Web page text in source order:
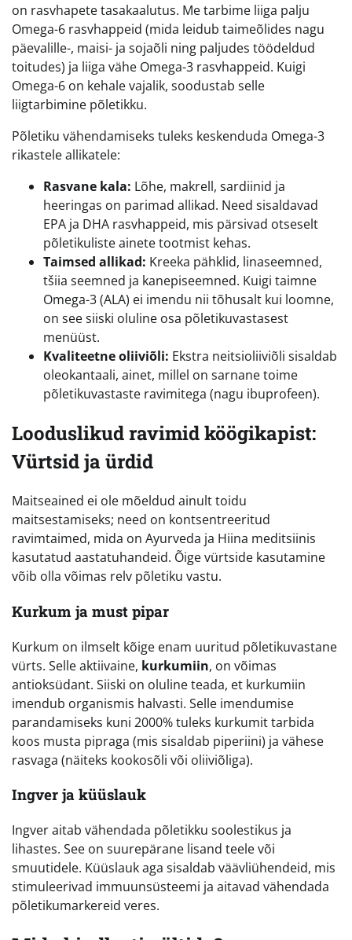
on rasvhapete tasakaalutus. Me tarbime liiga palju
Omega-6 rasvhappeid (mida leidub taimeõlides nagu
päevalille-, maisi- ja sojaõli ning paljudes töödeldud
toitudes) ja liiga vähe Omega-3 rasvhappeid. Kuigi
Omega-6 on kehale vajalik, soodustab selle
liigtarbimine põletikku.
Põletiku vähendamiseks tuleks keskenduda Omega-3
rikastele allikatele:
Rasvane kala: Lõhe, makrell, sardiinid ja
heeringas on parimad allikad. Need sisaldavad
EPA ja DHA rasvhappeid, mis pärsivad otseselt
põletikuliste ainete tootmist kehas.
Taimsed allikad: Kreeka pähklid, linaseemned,
tšiia seemned ja kanepiseemned. Kuigi taimne
Omega-3 (ALA) ei imendu nii tõhusalt kui loomne,
on see siiski oluline osa põletikuvastasest
menüüst.
Kvaliteetne oliiviõli: Ekstra neitsioliiviõli sisaldab
oleokantaali, ainet, millel on sarnane toime
põletikuvastaste ravimitega (nagu ibuprofeen).
Looduslikud ravimid köögikapist:
Vürtsid ja ürdid
Maitseained ei ole mõeldud ainult toidu
maitsestamiseks; need on kontsentreeritud
ravimtaimed, mida on Ayurveda ja Hiina meditsiinis
kasutatud aastatuhandeid. Õige vürtside kasutamine
võib olla võimas relv põletiku vastu.
Kurkum ja must pipar
Kurkum on ilmselt kõige enam uuritud põletikuvastane
vürts. Selle aktiivaine, kurkumiin, on võimas
antioksüdant. Siiski on oluline teada, et kurkumiin
imendub organismis halvasti. Selle imendumise
parandamiseks kuni 2000% tuleks kurkumit tarbida
koos musta pipraga (mis sisaldab piperiini) ja vähese
rasvaga (näiteks kookosõli või oliiviõliga).
Ingver ja küüslauk
Ingver aitab vähendada põletikku soolestikus ja
lihastes. See on suurepärane lisand teele või
smuutidele. Küüslauk aga sisaldab väävliühendeid, mis
stimuleerivad immuunsüsteemi ja aitavad vähendada
põletikumarkereid veres.